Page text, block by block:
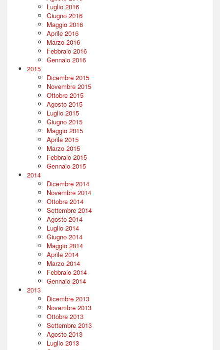
Luglio 2016
Giugno 2016
Maggio 2016
Aprile 2016
Marzo 2016
Febbraio 2016
Gennaio 2016
2015
Dicembre 2015
Novembre 2015
Ottobre 2015
Agosto 2015
Luglio 2015
Giugno 2015
Maggio 2015
Aprile 2015
Marzo 2015
Febbraio 2015
Gennaio 2015
2014
Dicembre 2014
Novembre 2014
Ottobre 2014
Settembre 2014
Agosto 2014
Luglio 2014
Giugno 2014
Maggio 2014
Aprile 2014
Marzo 2014
Febbraio 2014
Gennaio 2014
2013
Dicembre 2013
Novembre 2013
Ottobre 2013
Settembre 2013
Agosto 2013
Luglio 2013